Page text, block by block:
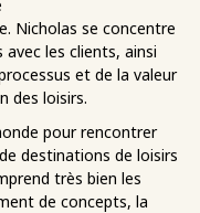
Nicholas se concentre
les clients, ainsi
et de la valeur
des loisirs.
pour rencontrer
destinations de loisirs
très bien les
de concepts, la